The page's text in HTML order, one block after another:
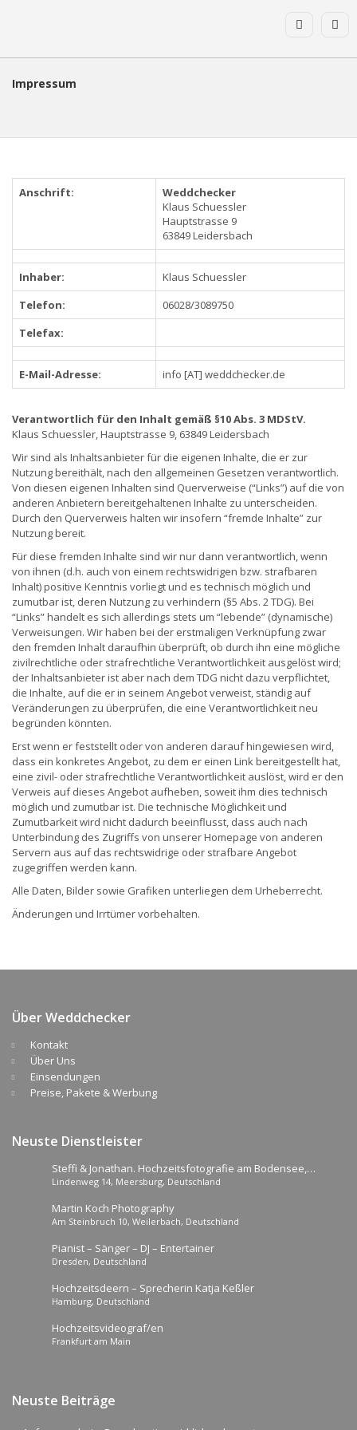
Impressum
Anschrift:
Weddchecker
Klaus Schuessler
Hauptstrasse 9
63849 Leidersbach
Inhaber:
Klaus Schuessler
Telefon:
06028/3089750
Telefax:
E-Mail-Adresse: info [AT] weddchecker.de
Verantwortlich für den Inhalt gemäß §10 Abs. 3 MDStV.
Klaus Schuessler, Hauptstrasse 9, 63849 Leidersbach
Wir sind als Inhaltsanbieter für die eigenen Inhalte, die er zur
Nutzung bereithält, nach den allgemeinen Gesetzen verantwortlich.
Von diesen eigenen Inhalten sind Querverweise (“Links”) auf die von
anderen Anbietern bereitgehaltenen Inhalte zu unterscheiden.
Durch den Querverweis halten wir insofern “fremde Inhalte” zur
Nutzung bereit.
Für diese fremden Inhalte sind wir nur dann verantwortlich, wenn
von ihnen (d.h. auch von einem rechtswidrigen bzw. strafbaren
Inhalt) positive Kenntnis vorliegt und es technisch möglich und
zumutbar ist, deren Nutzung zu verhindern (§5 Abs. 2 TDG). Bei
“Links” handelt es sich allerdings stets um “lebende” (dynamische)
Verweisungen. Wir haben bei der erstmaligen Verknüpfung zwar
den fremden Inhalt daraufhin überprüft, ob durch ihn eine mögliche
zivilrechtliche oder strafrechtliche Verantwortlichkeit ausgelöst wird;
der Inhaltsanbieter ist aber nach dem TDG nicht dazu verpflichtet,
die Inhalte, auf die er in seinem Angebot verweist, ständig auf
Veränderungen zu überprüfen, die eine Verantwortlichkeit neu
begründen könnten.
Erst wenn er feststellt oder von anderen darauf hingewiesen wird,
dass ein konkretes Angebot, zu dem er einen Link bereitgestellt hat,
eine zivil- oder strafrechtliche Verantwortlichkeit auslöst, wird er den
Verweis auf dieses Angebot aufheben, soweit ihm dies technisch
möglich und zumutbar ist. Die technische Möglichkeit und
Zumutbarkeit wird nicht dadurch beeinflusst, dass auch nach
Unterbindung des Zugriffs von unserer Homepage von anderen
Servern aus auf das rechtswidrige oder strafbare Angebot
zugegriffen werden kann.
Alle Daten, Bilder sowie Grafiken unterliegen dem Urheberrecht.
Änderungen und Irrtümer vorbehalten.
Über Weddchecker
Kontakt
Über Uns
Einsendungen
Preise, Pakete & Werbung
Neuste Dienstleister
Steffi & Jonathan. Hochzeitsfotografie am Bodensee,
Hessen und ganz Deutschland
Lindenweg 14, Meersburg, Deutschland
Martin Koch Photography
Am Steinbruch 10, Weilerbach, Deutschland
Pianist – Sänger – DJ – Entertainer
Dresden, Deutschland
Hochzeitsdeern – Sprecherin Katja Keßler
Hamburg, Deutschland
Hochzeitsvideograf/en
Frankfurt am Main
Neuste Beiträge